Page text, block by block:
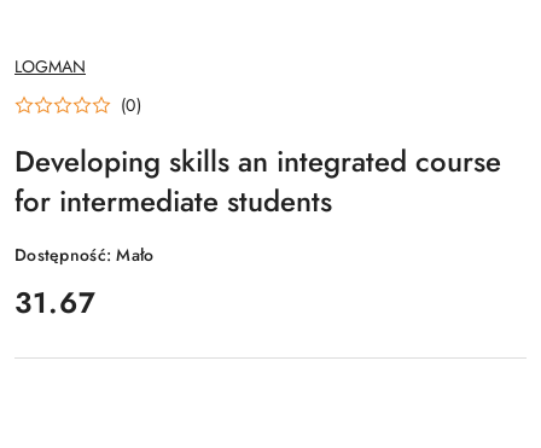
NAZWA
PRODUCENTA:
LOGMAN
(0)
Developing skills an integrated course
for intermediate students
Dostępność:Mało
cena:
31.67